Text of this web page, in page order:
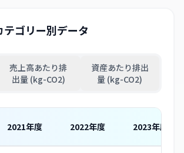
テゴリー別データ
売上高あたり排
出量 (kg-CO2)
資産あたり排出
量 (kg-CO2)
2021年度 2022年度 2023年度